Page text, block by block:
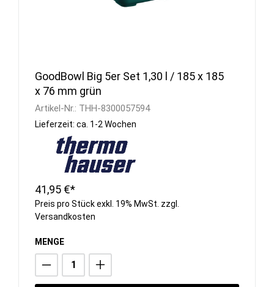
GoodBowl Big 5er Set 1,30 l / 185 x 185
x 76 mm grün
Artikel-Nr.: THH-8300057594
Lieferzeit: ca. 1-2 Wochen
41,95 €*
Preis pro Stück exkl. 19% MwSt. zzgl.
Versandkosten
MENGE